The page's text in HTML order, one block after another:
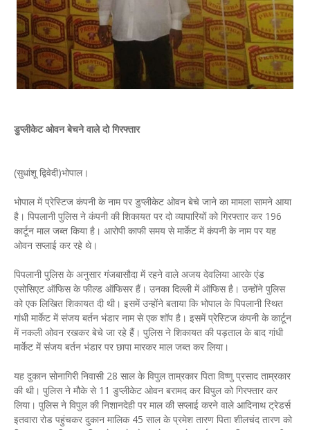
डुप्लीकेट ओवन बेचने वाले दो गिरफ्तार
(सुधांशू द्विवेदी)भोपाल।
भोपाल में प्रेस्टिज कंपनी के नाम पर डुप्लीकेट ओवन बेचे जाने का मामला सामने आया
है। पिपलानी पुलिस ने कंपनी की शिकायत पर दो व्यापारियों को गिरफ्तार कर 196
कार्टून माल जब्त किया है। आरोपी काफी समय से मार्केट में कंपनी के नाम पर यह
ओवन सप्लाई कर रहे थे।
पिपलानी पुलिस के अनुसार गंजबासौदा में रहने वाले अजय देवलिया आरके एंड
एसोसिएट ऑफिस के फील्ड ऑफिसर हैं। उनका दिल्ली में ऑफिस है। उन्होंने पुलिस
को एक लिखित शिकायत दी थी। इसमें उन्होंने बताया कि भोपाल के पिपलानी स्थित
गांधी मार्केट में संजय बर्तन भंडार नाम से एक शॉप है। इसमें प्रेस्टिज कंपनी के कार्टून
में नकली ओवन रखकर बेचे जा रहे हैं। पुलिस ने शिकायत की पड़ताल के बाद गांधी
मार्केट में संजय बर्तन भंडार पर छापा मारकर माल जब्त कर लिया।
यह दुकान सोनागिरी निवासी 28 साल के विपुल ताम्रकार पिता विष्णु प्रसाद ताम्रकार
की थी। पुलिस ने मौके से 11 डुप्लीकेट ओवन बरामद कर विपुल को गिरफ्तार कर
लिया। पुलिस ने विपुल की निशानदेही पर माल की सप्लाई करने वाले आदिनाथ ट्रेडर्स
इतवारा रोड पहुंचकर दुकान मालिक 45 साल के प्रमेश तारण पिता शीलचंद तारण को